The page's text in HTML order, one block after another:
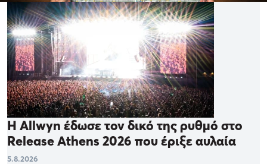
Η Allwyn έδωσε τον δικό της ρυθμό στο
Release Athens 2026 που έριξε αυλαία
5.8.2026